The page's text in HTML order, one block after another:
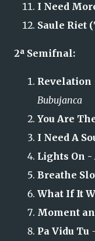
I Need
Saule Riet
2ª Semifnal:
Bubujanca
You Are
I Need A
Lights On -
Breathe
What If It
Moment
Pa Vidu Tu